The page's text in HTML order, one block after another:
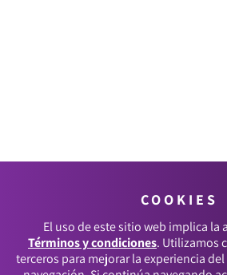
COOKIES
El uso de este sitio web implica la
Términos y condiciones. Utilizamos
terceros para mejorar la experiencia